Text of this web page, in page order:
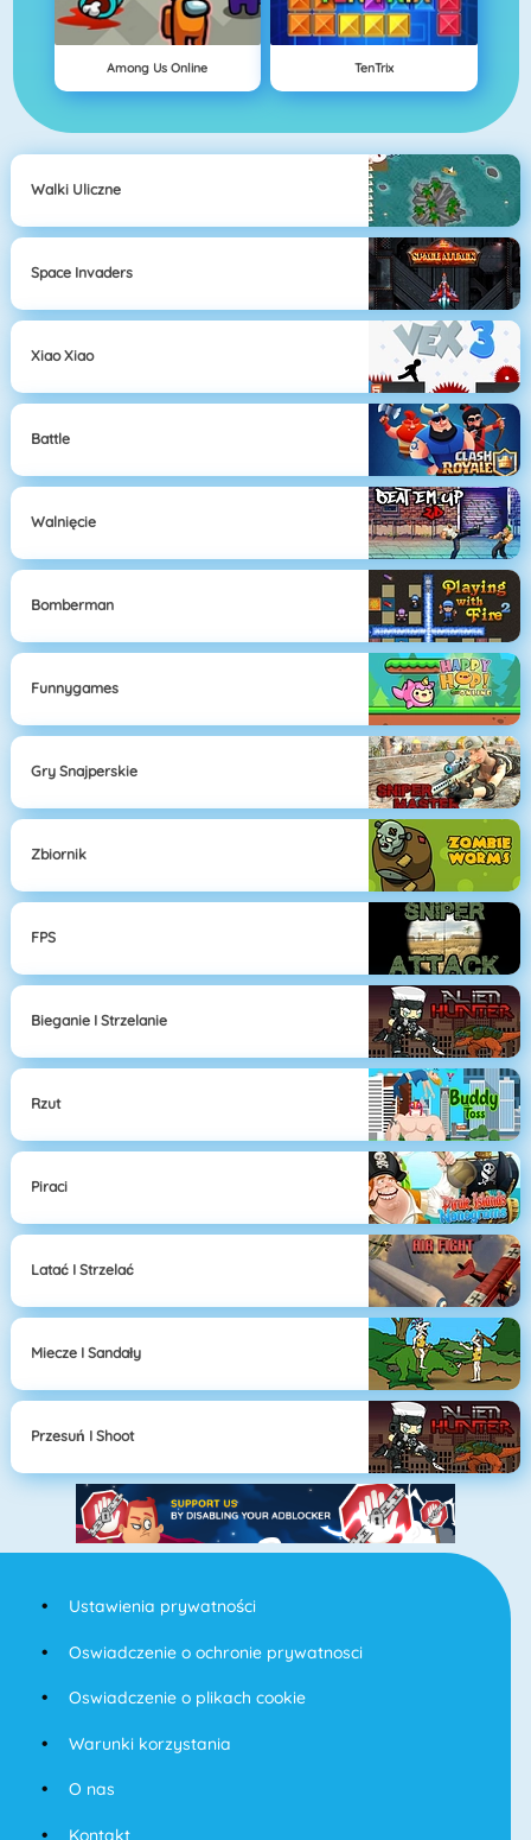
Among Us Online TenTrix
Walki Uliczne
Space Invaders
Xiao Xiao
Battle
Walnięcie
Bomberman
Funnygames
Gry Snajperskie
Zbiornik
FPS
Bieganie I Strzelanie
Rzut
Piraci
Latać I Strzelać
Miecze I Sandały
Przesuń I Shoot
Ustawienia prywatności
Oswiadczenie o ochronie prywatnosci
Oswiadczenie o plikach cookie
Warunki korzystania
O nas
Kontakt